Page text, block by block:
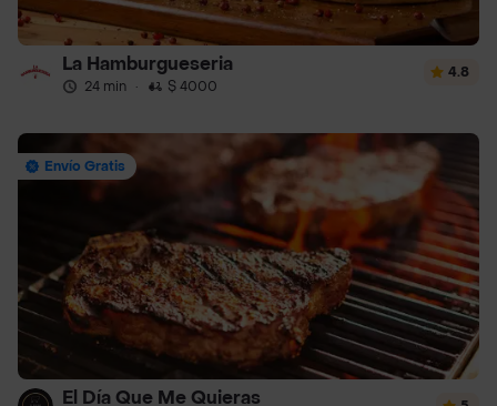
La Hamburgueseria
24 min · $ 4000
4.8
Envío Gratis
El Día Que Me Quieras